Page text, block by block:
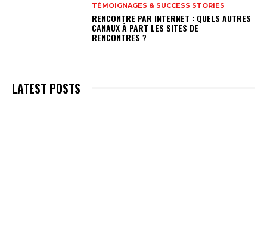
TÉMOIGNAGES & SUCCESS STORIES
RENCONTRE PAR INTERNET : QUELS AUTRES
CANAUX À PART LES SITES DE
RENCONTRES ?
LATEST POSTS